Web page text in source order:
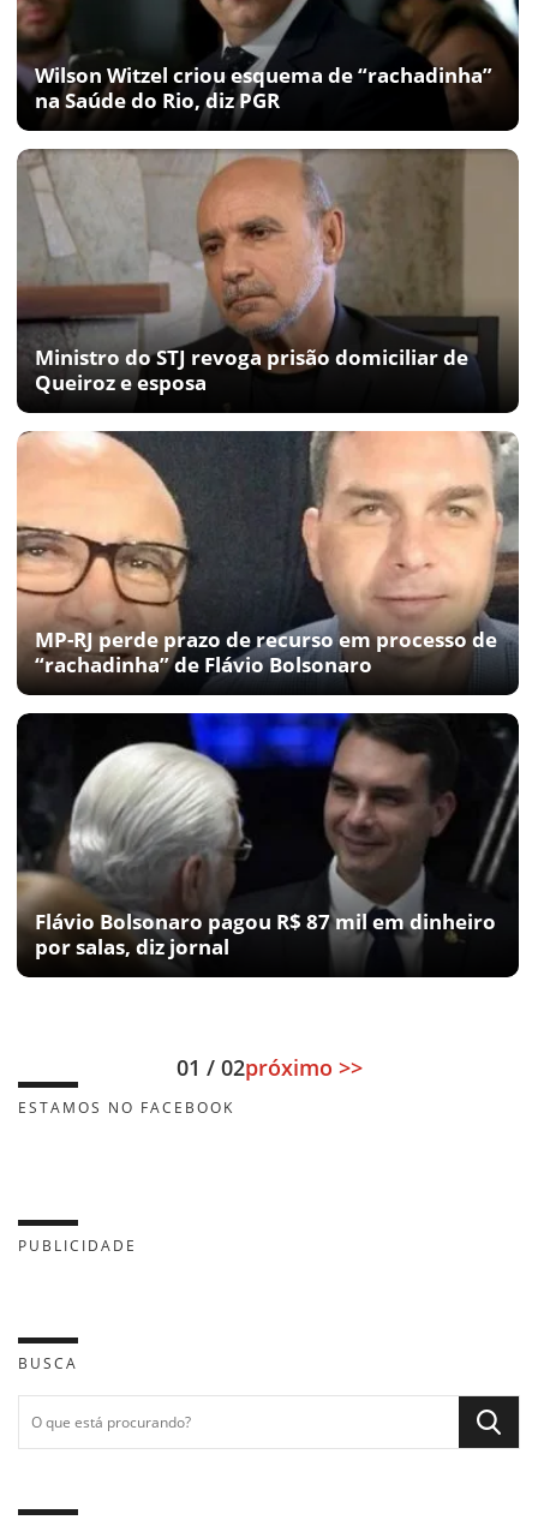
Wilson Witzel criou esquema de “rachadinha”
na Saúde do Rio, diz PGR
Ministro do STJ revoga prisão domiciliar de
Queiroz e esposa
MP-RJ perde prazo de recurso em processo de
“rachadinha” de Flávio Bolsonaro
Flávio Bolsonaro pagou R$ 87 mil em dinheiro
por salas, diz jornal
01 / 02próximo >>
ESTAMOS NO FACEBOOK
PUBLICIDADE
BUSCA